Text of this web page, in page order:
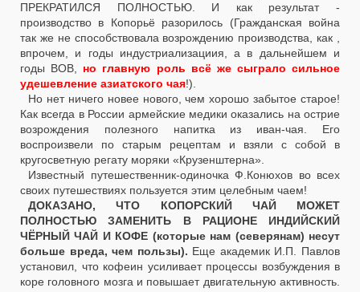
ПРЕКРАТИЛСЯ ПОЛНОСТЬЮ. И как результат -
производство в Копорьё разорилось (Гражданская война
так же не способствовала возрождению производства, как ,
впрочем, и годы индустриализациия, а в дальнейшем и
годы ВОВ, но главную роль всё же сыграло сильное
удешевление азиатского чая!).
Но нет ничего новее нового, чем хорошо забытое старое!
Как всегда в России армейские медики оказались на острие
возрождения полезного напитка из иван-чая. Его
воспроизвели по старым рецептам и взяли с собой в
кругосветную регату моряки «Крузенштерна».
Известный путешественник-одиночка Ф.Конюхов во всех
своих путешествиях пользуется этим целебным чаем!
ДОКАЗАНО, ЧТО КОПОРСКИЙ ЧАЙ МОЖЕТ
ПОЛНОСТЬЮ ЗАМЕНИТЬ В РАЦИОНЕ ИНДИЙСКИЙ
ЧЁРНЫЙ ЧАЙ И КОФЕ (которые нам (северянам) несут
больше вреда, чем пользы). Еще академик И.П. Павлов
установил, что кофеин усиливает процессы возбуждения в
коре головного мозга и повышает двигательную активность.